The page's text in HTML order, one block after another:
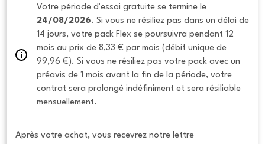
24/08/2026. Si vous ne résiliez pas dans un délai de
14 jours, votre pack Flex se poursuivra pendant 12
mois au prix de 8,33 € par mois (débit unique de
99,96 €). Si vous ne résiliez pas votre pack avec un
préavis de 1 mois avant la fin de la période, votre
contrat sera prolongé indéfiniment et sera résiliable
mensuellement.
Après votre achat, vous recevrez notre lettre